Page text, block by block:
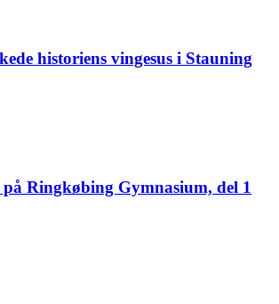
historiens vingesus i Stauning
på Ringkøbing Gymnasium, del 1